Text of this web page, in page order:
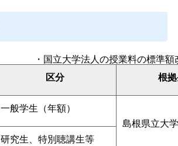
区分 根
・国立大学法人の授業料の標準
一般学生（年額）
島根県立大
研究生、特別聴講生等